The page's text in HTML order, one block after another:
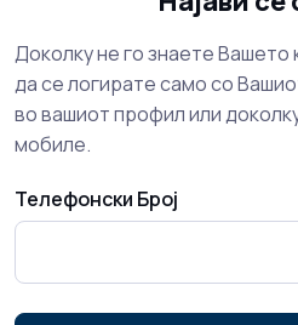
Доколку не го знаете
да се логирате само со
во вашиот профил или
мобиле.
Телефонски Број